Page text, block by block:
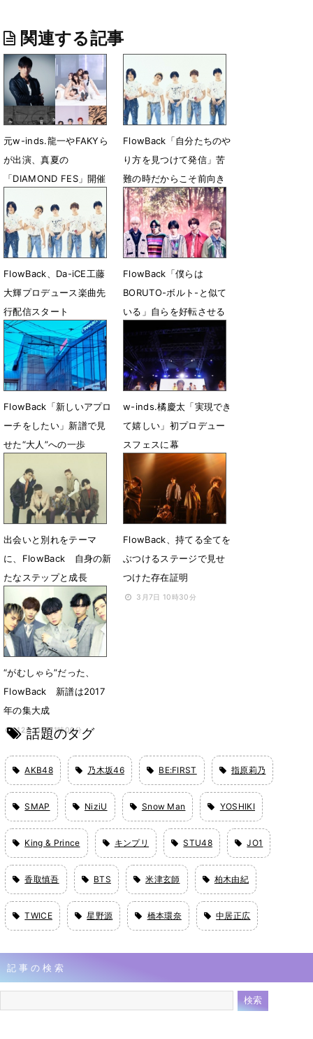
関連する記事
元w-inds.龍一やFAKYら
が出演、真夏の
「DIAMOND FES」開催
7月16日 18時00分
FlowBack「自分たちのや
り方を見つけて発信」苦
難の時だからこそ前向き
に
6月10日 11時00分
FlowBack、Da-iCE工藤
大輝プロデュース楽曲先
行配信スタート
5月20日 12時00分
FlowBack「僕らは
BORUTO-ボルト-と似て
いる」自らを好転させる
強い意志
3月11日 11時00分
FlowBack「新しいアプロ
ーチをしたい」新譜で見
せた“大人”への一歩
w-inds.橘慶太「実現でき
て嬉しい」初プロデュー
スフェスに幕
8月2日 11時00分
出会いと別れをテーマ
に、FlowBack 自身の新
たなステップと成長
3月27日 21時00分
FlowBack、持てる全てを
ぶつけるステージで見せ
つけた存在証明
3月7日 10時30分
“がむしゃら”だった、
FlowBack 新譜は2017
年の集大成
12月21日 11時00分
話題のタグ
AKB48 乃木坂46 BE:FIRST 指原莉乃
SMAP NiziU Snow Man YOSHIKI
King & Prince キンプリ STU48 JO1
香取慎吾 BTS 米津玄師 柏木由紀
TWICE 星野源 橋本環奈 中居正広
記事の検索